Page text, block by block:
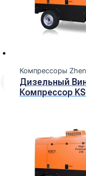
Компрессоры
Дизельный
Компрессор